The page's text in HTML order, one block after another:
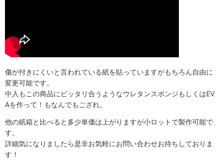
傷が付きにくいと言われている紙を貼っていますがもちろん自由に
変更可能です。
中入もこの商品にピッタリ合うようなウレタンスポンジもしくはEV
Aを作って！もなんでもござれ。
他の紙箱と比べると多少単価は上がりますが小ロットで製作可能で
す。
詳細気になりましたら是非お気軽にお問い合わせお待ちしておりま
す！